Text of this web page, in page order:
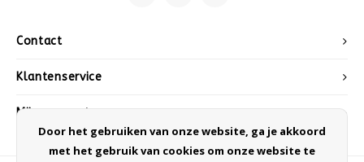
Contact
Klantenservice
Mijn account
Door het gebruiken van onze website, ga je akkoord
met het gebruik van cookies om onze website te